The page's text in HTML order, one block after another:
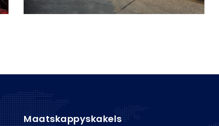
Maatskappyskakels